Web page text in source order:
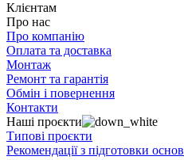
Клієнтам
Про нас
Про компанію
Оплата та доставка
Монтаж
Ремонт та гарантія
Обмін і повернення
Контакти
Наші проєкти
Типові проєкти
Рекомендації з підготовки основ